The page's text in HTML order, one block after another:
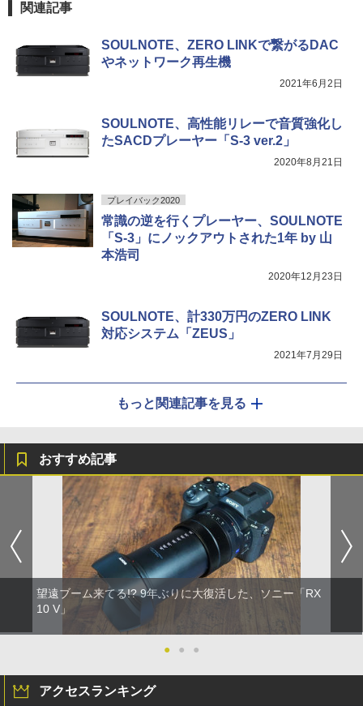
関連記事
SOULNOTE、ZERO LINKで繋がるDAC
やネットワーク再生機
2021年6月2日
SOULNOTE、高性能リレーで音質強化し
たSACDプレーヤー「S-3 ver.2」
2020年8月21日
プレイバック2020
常識の逆を行くプレーヤー、SOULNOTE
「S-3」にノックアウトされた1年 by 山
本浩司
2020年12月23日
SOULNOTE、計330万円のZERO LINK
対応システム「ZEUS」
2021年7月29日
もっと関連記事を見る
おすすめ記事
望遠ブーム来てる!? 9年ぶりに大復活した、ソニー「RX
10 V」
● ● ●
アクセスランキング